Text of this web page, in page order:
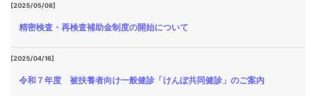
[2025/05/08]
精密検査・再検査補助金制度の開始について
[2025/04/16]
令和７年度 被扶養者向け一般健診「けんぽ共同健診」のご案内